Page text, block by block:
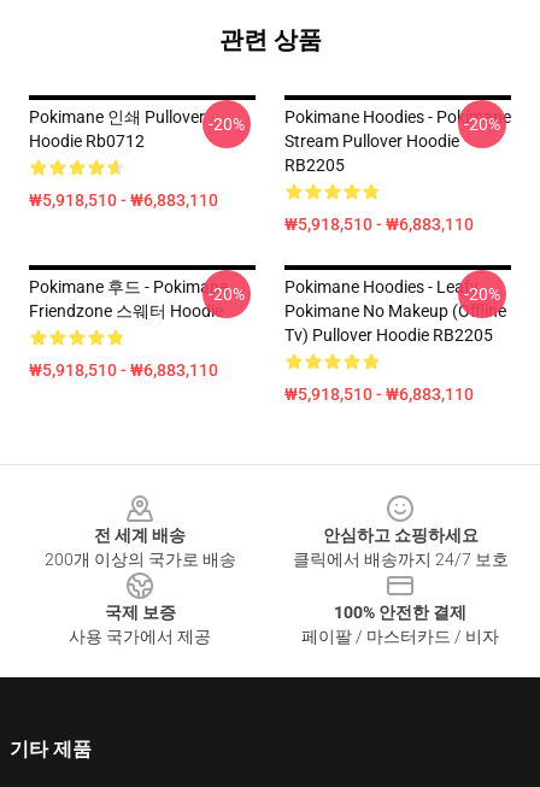
관련 상품
Pokimane 인쇄 Pullover
Hoodie Rb0712
₩5,918,510 - ₩6,883,110
-20%
Pokimane Hoodies - Pokimane
Stream Pullover Hoodie
RB2205
₩5,918,510 - ₩6,883,110
-20%
Pokimane 후드 - Pokimane
Friendzone 스웨터 Hoodie
₩5,918,510 - ₩6,883,110
-20%
Pokimane Hoodies - Leafy
Pokimane No Makeup (Offline
Tv) Pullover Hoodie RB2205
₩5,918,510 - ₩6,883,110
-20%
전 세계 배송
200개 이상의 국가로 배송
안심하고 쇼핑하세요
클릭에서 배송까지 24/7 보호
국제 보증
사용 국가에서 제공
100% 안전한 결제
페이팔 / 마스터카드 / 비자
기타 제품